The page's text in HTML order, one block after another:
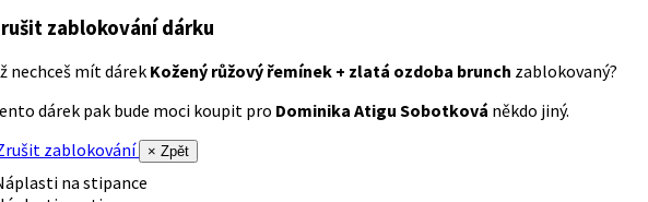
zablokování dárku
nechceš mít dárek Kožený růžový řemínek + zlatá ozdoba brunch zablokovaný?
dárek pak bude moci koupit pro Dominika Atigu Sobotková někdo jiný.
zablokování
× Zpět